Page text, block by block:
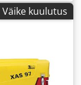
Väike kuulutus